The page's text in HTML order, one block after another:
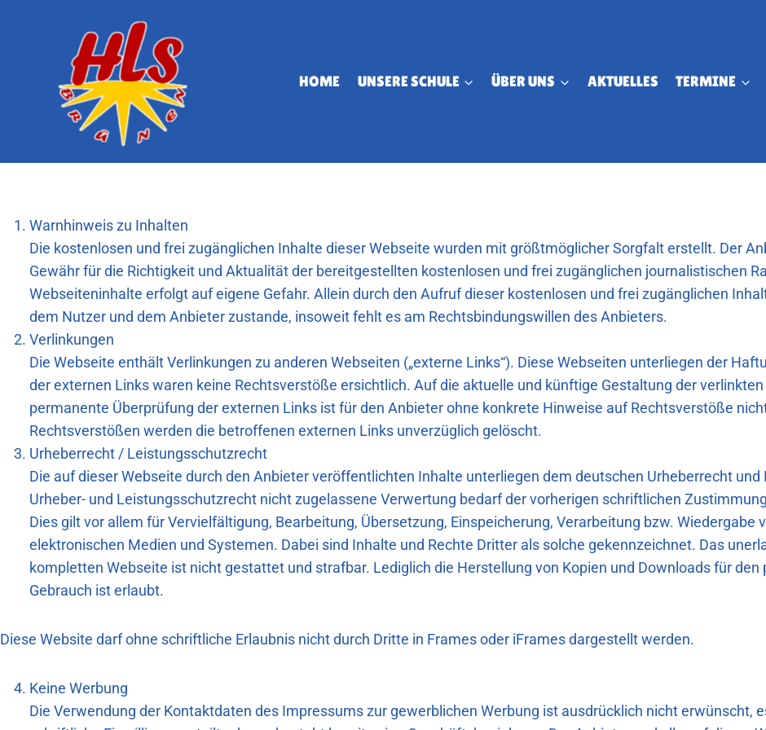
HOME
UNSERE SCHULE ÜBER UNS AKTUELLES TERMINE
Warnhinweis zu Inhalten
Die kostenlosen und frei zugänglichen Inhalte dieser Webseite wurden mit größtmöglicher Sorgfalt erstellt. Der
Gewähr für die Richtigkeit und Aktualität der bereitgestellten kostenlosen und frei zugänglichen journalistischen
Webseiteninhalte erfolgt auf eigene Gefahr. Allein durch den Aufruf dieser kostenlosen und frei zugänglichen
dem Nutzer und dem Anbieter zustande, insoweit fehlt es am Rechtsbindungswillen des Anbieters.
Verlinkungen
Die Webseite enthält Verlinkungen zu anderen Webseiten („externe Links“). Diese Webseiten unterliegen der
der externen Links waren keine Rechtsverstöße ersichtlich. Auf die aktuelle und künftige Gestaltung der
permanente Überprüfung der externen Links ist für den Anbieter ohne konkrete Hinweise auf Rechtsverstöße
Rechtsverstößen werden die betroffenen externen Links unverzüglich gelöscht.
Urheberrecht / Leistungsschutzrecht
Die auf dieser Webseite durch den Anbieter veröffentlichten Inhalte unterliegen dem deutschen Urheberrecht
Urheber- und Leistungsschutzrecht nicht zugelassene Verwertung bedarf der vorherigen schriftlichen
Dies gilt vor allem für Vervielfältigung, Bearbeitung, Übersetzung, Einspeicherung, Verarbeitung bzw. Wiedergabe
elektronischen Medien und Systemen. Dabei sind Inhalte und Rechte Dritter als solche gekennzeichnet. Das
kompletten Webseite ist nicht gestattet und strafbar. Lediglich die Herstellung von Kopien und Downloads für
Gebrauch ist erlaubt.
Diese Website darf ohne schriftliche Erlaubnis nicht durch Dritte in Frames oder iFrames dargestellt werden.
Keine Werbung
Die Verwendung der Kontaktdaten des Impressums zur gewerblichen Werbung ist ausdrücklich nicht erwünscht,